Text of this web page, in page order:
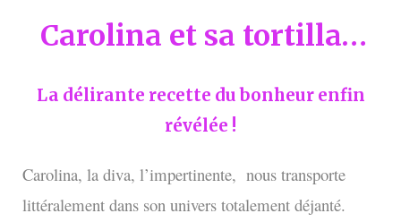
Carolina et sa tortilla…
La délirante recette du bonheur enfin
révélée !
Carolina, la diva, l’impertinente, nous transporte
littéralement dans son univers totalement déjanté.